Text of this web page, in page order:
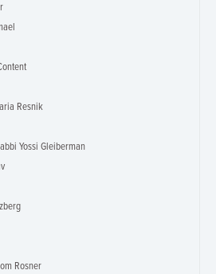
Resnik
Yossi Gleiberman
Rosner